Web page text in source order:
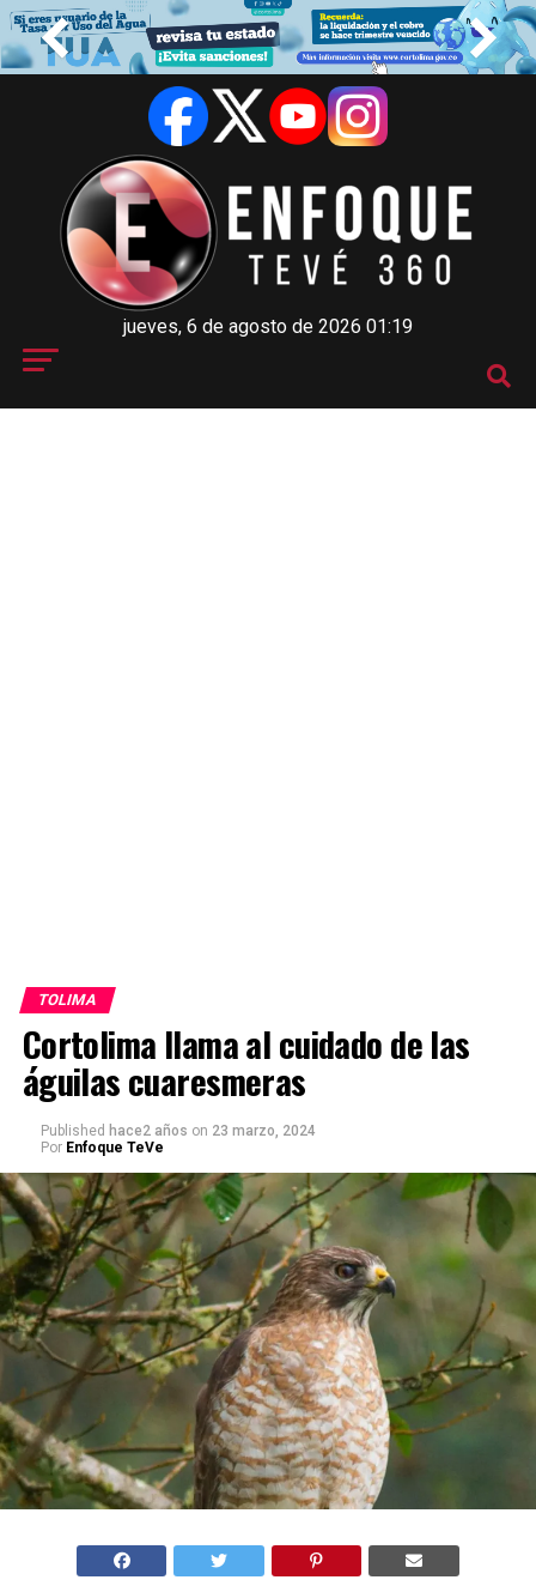
jueves, 6 de agosto de 2026 01:19
TOLIMA
Cortolima llama al cuidado de las
águilas cuaresmeras
Published hace2 años on 23 marzo, 2024
Por Enfoque TeVe